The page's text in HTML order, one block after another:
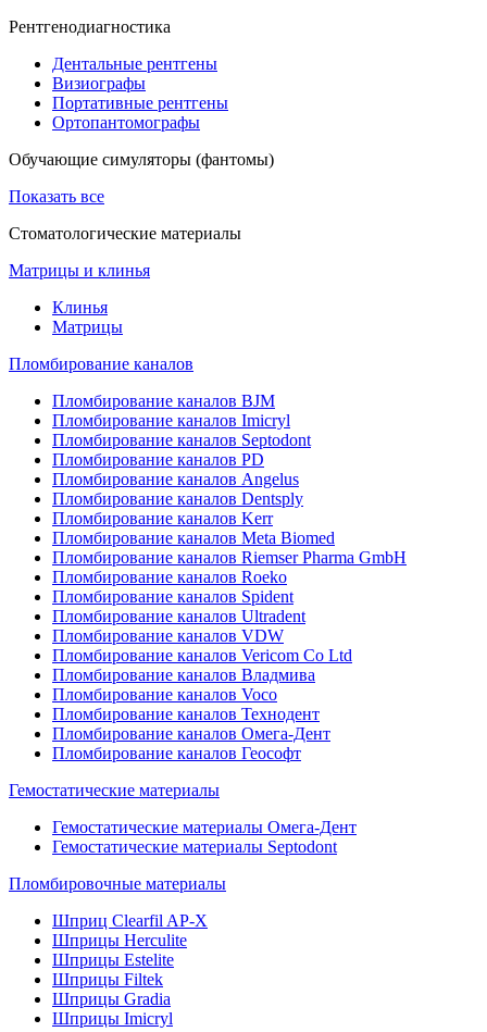
Рентгенодиагностика
Дентальные рентгены
Визиографы
Портативные рентгены
Ортопантомографы
Обучающие симуляторы (фантомы)
Показать все
Стоматологические материалы
Матрицы и клинья
Клинья
Матрицы
Пломбирование каналов
Пломбирование каналов BJM
Пломбирование каналов Imicryl
Пломбирование каналов Septodont
Пломбирование каналов PD
Пломбирование каналов Angelus
Пломбирование каналов Dentsply
Пломбирование каналов Kerr
Пломбирование каналов Meta Biomed
Пломбирование каналов Riemser Pharma GmbH
Пломбирование каналов Roeko
Пломбирование каналов Spident
Пломбирование каналов Ultradent
Пломбирование каналов VDW
Пломбирование каналов Vericom Co Ltd
Пломбирование каналов Владмива
Пломбирование каналов Voco
Пломбирование каналов Технодент
Пломбирование каналов Омега-Дент
Пломбирование каналов Геософт
Гемостатические материалы
Гемостатические материалы Омега-Дент
Гемостатические материалы Septodont
Пломбировочные материалы
Шприц Clearfil AP-X
Шприцы Herculite
Шприцы Estelite
Шприцы Filtek
Шприцы Gradia
Шприцы Imicryl